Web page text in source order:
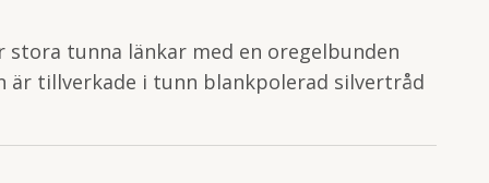
stora tunna länkar med en oregelbunden
är tillverkade i tunn blankpolerad silvertråd